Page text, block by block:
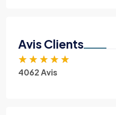
Avis Clients
★ ★ ★ ★ ★
4062 Avis